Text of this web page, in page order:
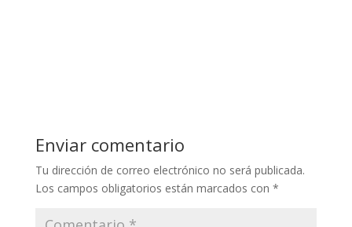
Enviar comentario
Tu dirección de correo electrónico no será publicada.
Los campos obligatorios están marcados con *